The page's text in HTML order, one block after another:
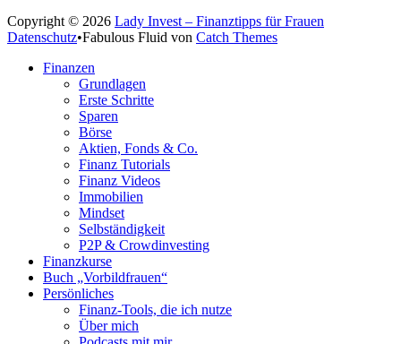
Copyright © 2026 Lady Invest – Finanztipps für Frauen
Datenschutz•Fabulous Fluid von Catch Themes
oben
Finanzen
Grundlagen
Erste Schritte
Sparen
Börse
Aktien, Fonds & Co.
Finanz Tutorials
Finanz Videos
Immobilien
Mindset
Selbständigkeit
P2P & Crowdinvesting
Finanzkurse
Buch „Vorbildfrauen“
Persönliches
Finanz-Tools, die ich nutze
Über mich